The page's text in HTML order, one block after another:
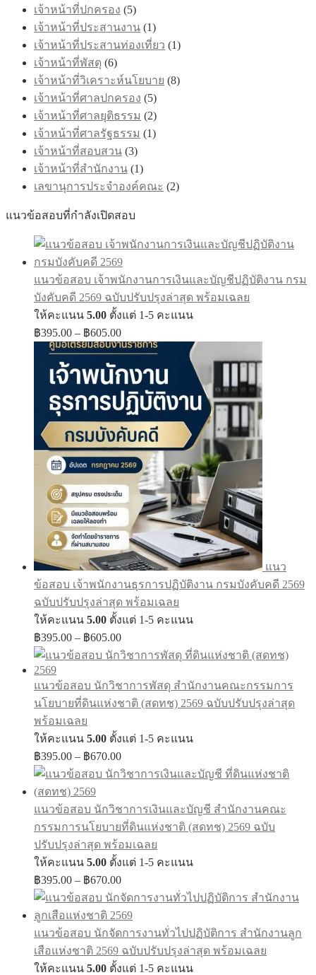
เจ้าหน้าที่ปกครอง (5)
เจ้าหน้าที่ประสานงาน (1)
เจ้าหน้าที่ประสานท่องเที่ยว (1)
เจ้าหน้าที่พัสดุ (6)
เจ้าหน้าที่วิเคราะห์นโยบาย (8)
เจ้าหน้าที่ศาลปกครอง (5)
เจ้าหน้าที่ศาลยุติธรรม (2)
เจ้าหน้าที่ศาลรัฐธรรม (1)
เจ้าหน้าที่สอบสวน (3)
เจ้าหน้าที่สำนักงาน (1)
เลขานุการประจำองค์คณะ (2)
แนวข้อสอบที่กำลังเปิดสอบ
แนวข้อสอบ เจ้าพนักงานการเงินและบัญชีปฏิบัติงาน กรม
บังคับคดี 2569 ฉบับปรับปรุงล่าสุด พร้อมเฉลย
ให้คะแนน 5.00 ตั้งแต่ 1-5 คะแนน
฿395.00 – ฿605.00Price
range:
฿395.00
through
฿605.00
แนว
ข้อสอบ เจ้าพนักงานธุรการปฏิบัติงาน กรมบังคับคดี 2569
ฉบับปรับปรุงล่าสุด พร้อมเฉลย
ให้คะแนน 5.00 ตั้งแต่ 1-5 คะแนน
฿395.00 – ฿605.00Price
฿395.00
฿605.00
แนวข้อสอบ นักวิชาการพัสดุ สำนักงานคณะกรรมการ
นโยบายที่ดินแห่งชาติ (สดทช) 2569 ฉบับปรับปรุงล่าสุด
พร้อมเฉลย
ให้คะแนน 5.00 ตั้งแต่ 1-5 คะแนน
฿395.00 – ฿670.00Price
฿395.00
฿670.00
แนวข้อสอบ นักวิชาการเงินและบัญชี สำนักงานคณะ
กรรมการนโยบายที่ดินแห่งชาติ (สดทช) 2569 ฉบับ
ปรับปรุงล่าสุด พร้อมเฉลย
ให้คะแนน 5.00 ตั้งแต่ 1-5 คะแนน
฿395.00 – ฿670.00Price
฿395.00
through
฿670.00
แนวข้อสอบ นักจัดการงานทั่วไปปฏิบัติการ สำนักงานลูก
เสือแห่งชาติ 2569 ฉบับปรับปรุงล่าสุด พร้อมเฉลย
ให้คะแนน 5.00 ตั้งแต่ 1-5 คะแนน